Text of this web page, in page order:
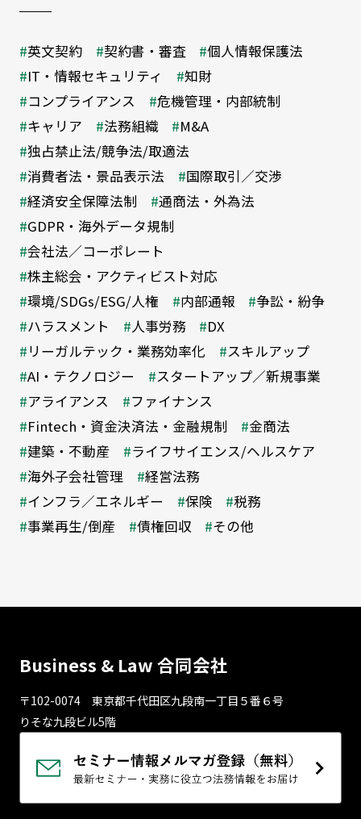
英文契約 契約書・審査
個人情報保護法
IT・情報セキュリティ
知財
コンプライアンス
危機管理・内部統制
キャリア
法務組織
M&A
独占禁止法/競争法/取適法
消費者法・景品表示法
国際取引／交渉
経済安全保障法制
通商法・外為法
GDPR・海外データ規制
会社法／コーポレート
株主総会・アクティビスト対応
環境/SDGs/ESG/人権
内部通報
争訟・紛争
ハラスメント
人事労務
DX
リーガルテック・業務効率化
スキルアップ
AI・テクノロジー
スタートアップ／新規事業
アライアンス
ファイナンス
Fintech・資金決済法・金融規制
金商法
建築・不動産
ライフサイエンス/ヘルスケア
海外子会社管理
経営法務
インフラ／エネルギー
保険
税務
事業再生/倒産
債権回収 その他
Business & Law 合同会社
〒102-0074 東京都千代⽥区九段南⼀丁⽬５番６号
りそな九段ビル5階